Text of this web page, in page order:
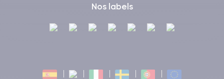
Nos labels